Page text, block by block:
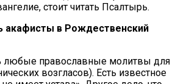
стоит читать Псалтырь.
акафисты в Рождественский
любые православные молитвы для
возгласов). Есть известное